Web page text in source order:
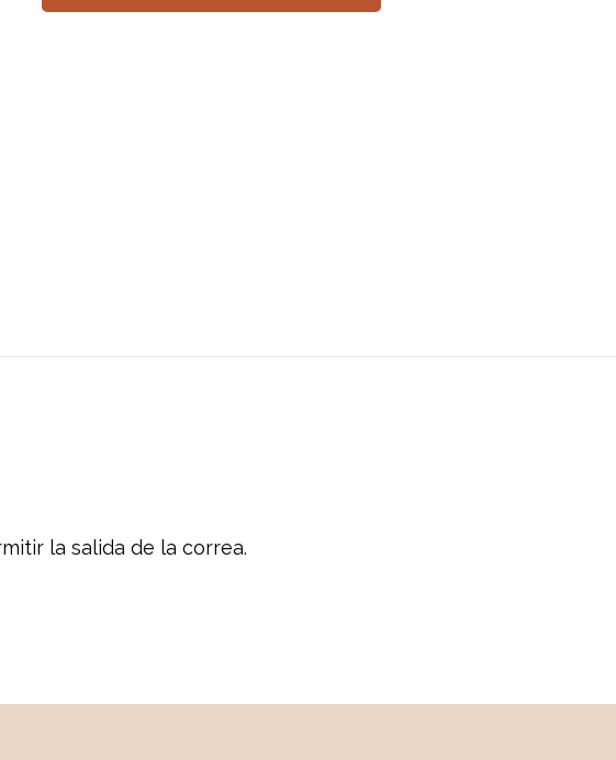
la salida de la correa.